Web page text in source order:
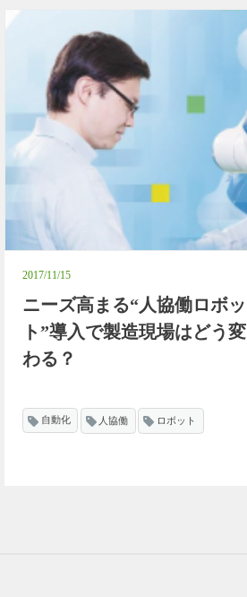
2017/11/15
ニーズ高まる“人協働ロボッ
ト”導入で製造現場はどう変
わる？
自動化 人協働 ロボット